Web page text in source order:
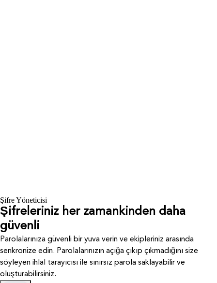
Şifre Yöneticisi
Şifreleriniz her zamankinden daha
güvenli
Parolalarınıza güvenli bir yuva verin ve ekipleriniz arasında
senkronize edin. Parolalarınızın açığa çıkıp çıkmadığını size
söyleyen ihlal tarayıcısı ile sınırsız parola saklayabilir ve
oluşturabilirsiniz.